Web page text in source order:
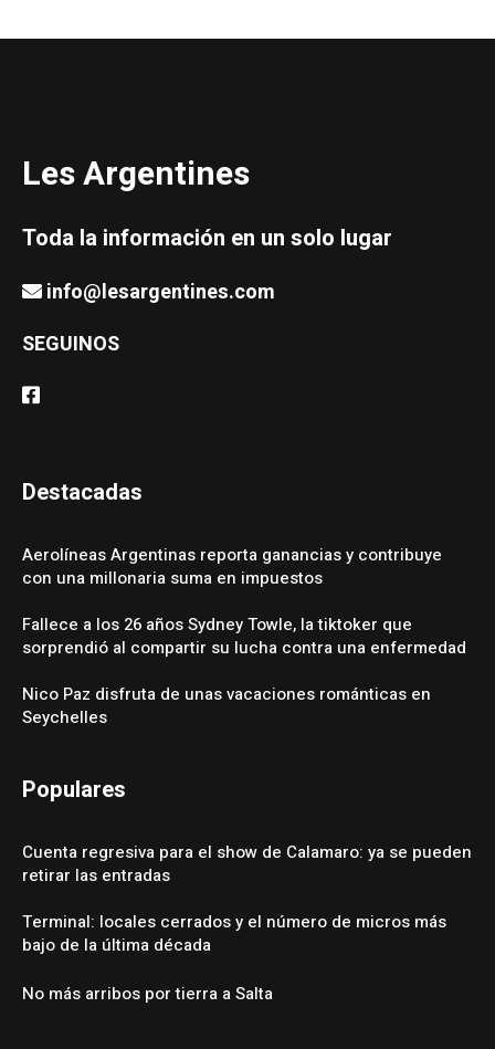
Les Argentines
Toda la información en un solo lugar
info@lesargentines.com
SEGUINOS
Destacadas
Aerolíneas Argentinas reporta ganancias y contribuye
con una millonaria suma en impuestos
Fallece a los 26 años Sydney Towle, la tiktoker que
sorprendió al compartir su lucha contra una enfermedad
Nico Paz disfruta de unas vacaciones románticas en
Seychelles
Populares
Cuenta regresiva para el show de Calamaro: ya se pueden
retirar las entradas
Terminal: locales cerrados y el número de micros más
bajo de la última década
No más arribos por tierra a Salta